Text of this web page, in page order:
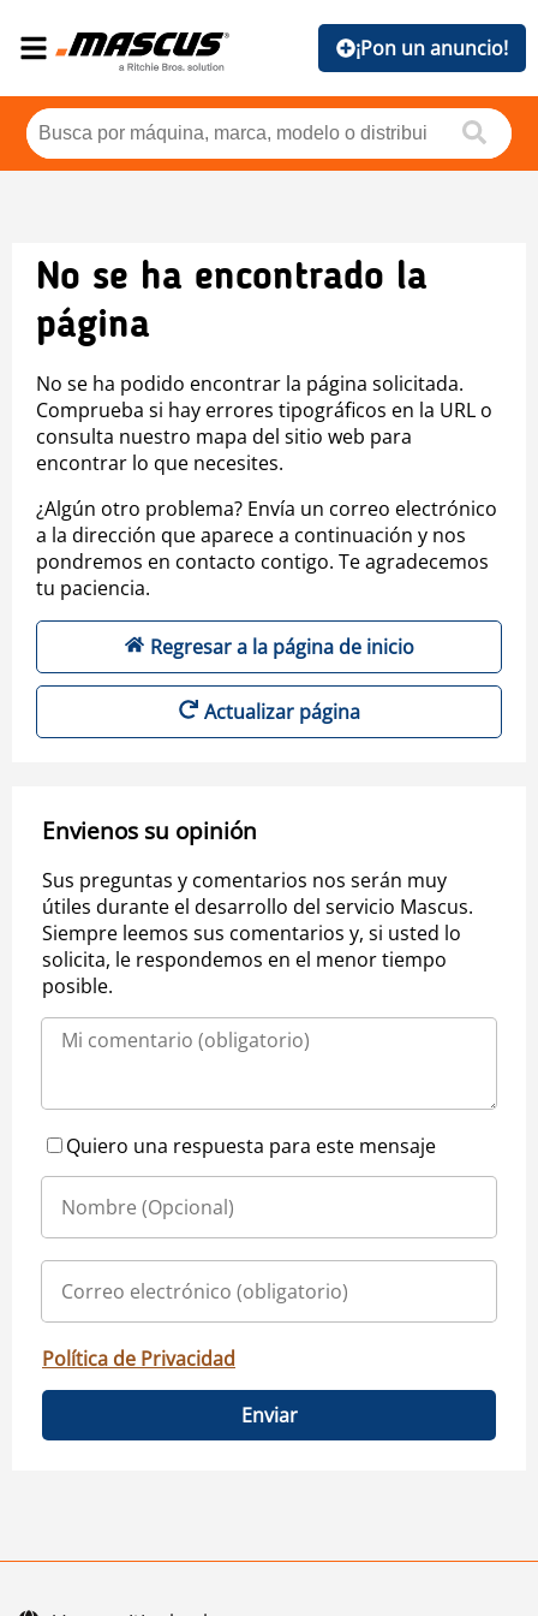
¡Pon un anuncio!
No se ha encontrado la
página
No se ha podido encontrar la página solicitada.
Comprueba si hay errores tipográficos en la URL o
consulta nuestro mapa del sitio web para
encontrar lo que necesites.
¿Algún otro problema? Envía un correo electrónico
a la dirección que aparece a continuación y nos
pondremos en contacto contigo. Te agradecemos
tu paciencia.
Regresar a la página de inicio
Actualizar página
Envienos su opinión
Sus preguntas y comentarios nos serán muy
útiles durante el desarrollo del servicio Mascus.
Siempre leemos sus comentarios y, si usted lo
solicita, le respondemos en el menor tiempo
posible.
Quiero una respuesta para este mensaje
Política de Privacidad
Enviar